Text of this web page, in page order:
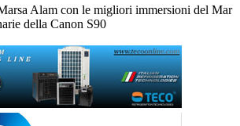
Alam con le migliori immersioni del Mar
della Canon S90